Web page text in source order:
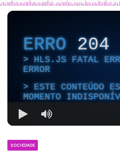
ERRO204
HLS.JS FATAL
ERROR
ESTE CONTEÚDO
MOMENTO
SOCIEDADE